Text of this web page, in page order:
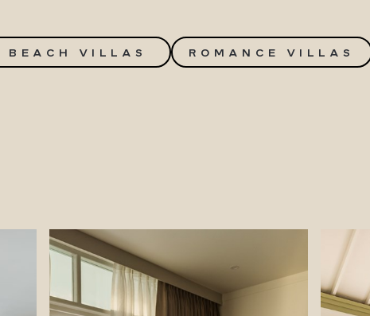
BEACH VILLAS ROMANCE VILLAS